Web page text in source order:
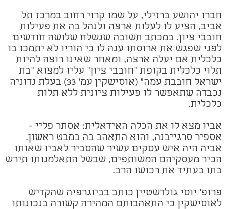
חברו יהושע ברזילי, על שמו קרוי רחוב במרכז תל
אביב, הציע לו לעלות ארצה ולנהל בה את פעילות
חובבי ציון. במכתב תשובה שנשלח שלושה חודשים
לפני שפגש את ארוסתו ענה לו כי הוריו לא יתמכו בו
כלכלית אם יעלה ארצה, ומאחר שאינו רוצה להיות
תלוי כלכלית בקופת "חובבי ציון" עליו למצוא "בת
ישראל חובבת עמה" (אוסישקין עמ' 33) בעלת נדוניה
נכבדה שתאפשר לו פעילות ציונית ללא תלות
כלכלית.
אביו מצא לו את הכלה האידאלית: אסתר פליי -
אספיר סרגייבנה, והוא התאהב בה במבט ראשון.
אביה היה איש עסקים עשיר שהסביר לאביו שאותו
הכיר מעסקיהם המשותפים, שבשל התאלמנותו תירש
בתו בעתיד את רכושו הרב.
פרופ' יוסי גולדשטיין כותב בביוגרפיה שהקדיש
לאוסישקין כי התאהבותם המהירה קשורה בנכונותו